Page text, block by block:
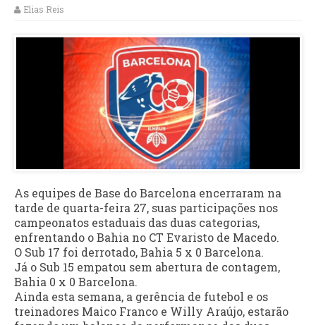
Elias Reis
As equipes de Base do Barcelona encerraram na
tarde de quarta-feira 27, suas participações nos
campeonatos estaduais das duas categorias,
enfrentando o Bahia no CT Evaristo de Macedo.
O Sub 17 foi derrotado, Bahia 5 x 0 Barcelona.
Já o Sub 15 empatou sem abertura de contagem,
Bahia 0 x 0 Barcelona.
Ainda esta semana, a gerência de futebol e os
treinadores Maico Franco e Willy Araújo, estarão